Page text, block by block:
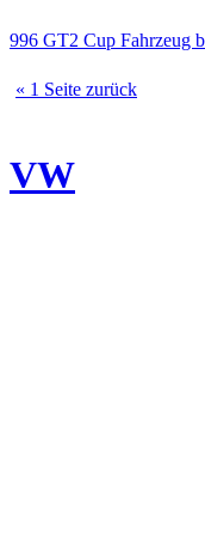
996 GT2 Cup Fahrzeug
« 1 Seite zurück
VW